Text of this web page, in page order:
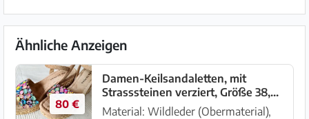
Ähnliche Anzeigen
80 €
Damen-Keilsandaletten, mit
Strasssteinen verziert, Größe 38,
Marke Alma en Pena
Material: Wildleder (Obermaterial),